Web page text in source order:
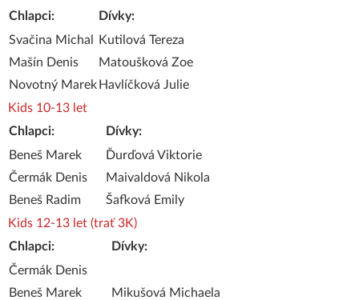
Chlapci:
Dívky:
Svačina Michal
Mašín Denis
Novotný Marek
Kutilová Tereza
Matoušková Zoe
Havlíčková Julie
Kids 10-13 let
Chlapci:
Dívky:
Beneš Marek
Čermák Denis
Beneš Radim
Ďurďová Viktorie
Maivaldová Nikola
Šafková Emily
Kids 12-13 let (trať 3K)
Chlapci:
Dívky:
Čermák Denis
Beneš Marek
Mikušová Michaela